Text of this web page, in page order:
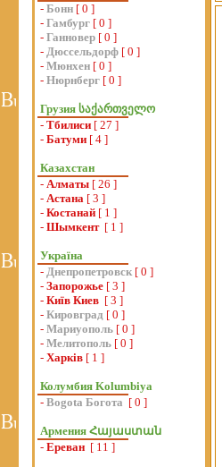
- Бонн [ 0 ]
- Гамбург [ 0 ]
- Ганновер [ 0 ]
- Дюссельдорф [ 0 ]
- Мюнхен [ 0 ]
- Нюрнберг [ 0 ]
Грузия საქართველო
- Тбилиси [ 27 ]
- Батуми [ 4 ]
Казахстан
- Алматы [ 26 ]
- Астана [ 3 ]
- Костанай [ 1 ]
- Шымкент [ 1 ]
Україна
- Днепропетровск [ 0 ]
- Запорожье [ 3 ]
- Київ Киев [ 3 ]
- Кировград [ 0 ]
- Мариуополь [ 0 ]
- Мелитополь [ 0 ]
- Харків [ 1 ]
Колумбия Kolumbiya
- Bogota Богота [ 0 ]
Армения Հայաստան
- Ереван [ 11 ]